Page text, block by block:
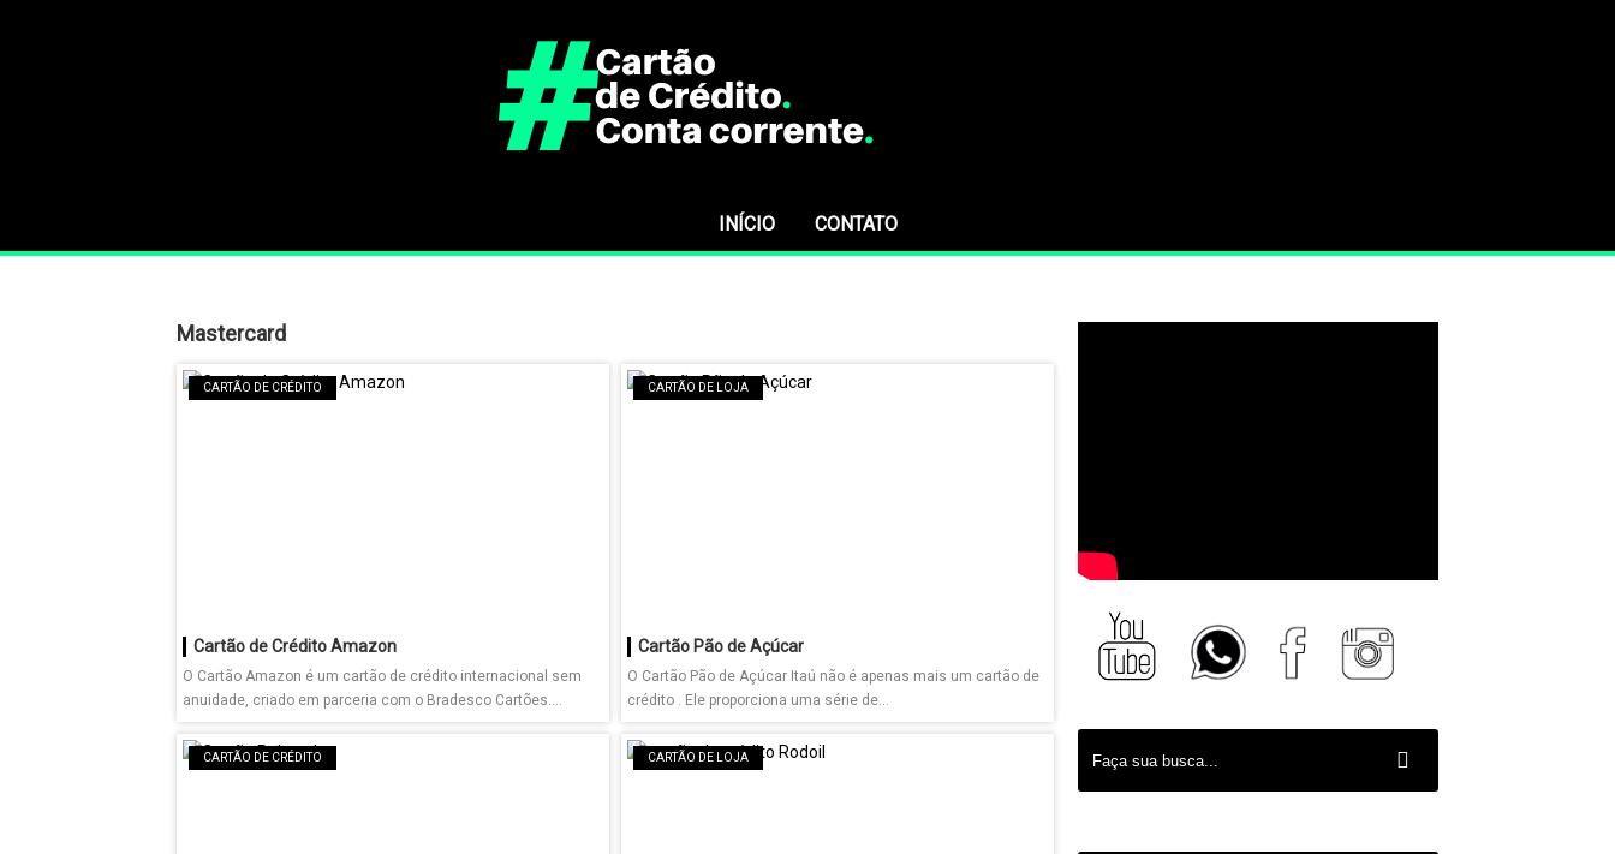
INÍCIO CONTATO
Mastercard
CARTÃO DE CRÉDITO
Cartão de Crédito Amazon
O Cartão Amazon é um cartão de crédito internacional sem
anuidade, criado em parceria com o Bradesco Cartões....
CARTÃO DE LOJA
Cartão Pão de Açúcar
O Cartão Pão de Açúcar Itaú não é apenas mais um cartão de
crédito . Ele proporciona uma série de...
CARTÃO DE CRÉDITO CARTÃO DE LOJA